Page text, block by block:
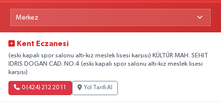
Kent Eczanesi
(eski kapalı spor salonu altı-kız meslek lisesi karşısı) KÜLTÜR MAH. SEHIT
IDRIS DOGAN CAD. NO:4 (eski kapalı spor salonu altı-kız meslek lisesi
karşısı)
0 (424) 212 20 11 Yol Tarifi Al